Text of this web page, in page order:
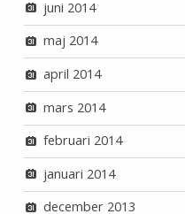
juni 2014
maj 2014
april 2014
mars 2014
februari 2014
januari 2014
december 2013